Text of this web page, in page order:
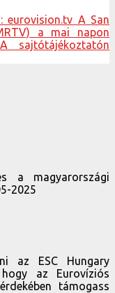
eurovision.tv A San
a mai napon
sajtótájékoztatón
a magyarországi
2025
az ESC Hungary
az Eurovíziós
támogass